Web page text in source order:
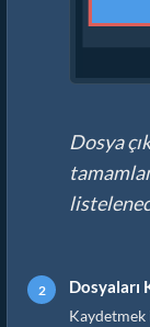
Dosya
Dosyaları